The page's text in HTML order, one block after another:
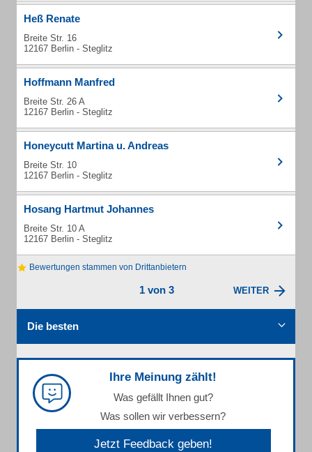
Heß Renate
Breite Str. 16
12167 Berlin - Steglitz
Hoffmann Manfred
Breite Str. 26 A
12167 Berlin - Steglitz
Honeycutt Martina u. Andreas
Breite Str. 10
12167 Berlin - Steglitz
Hosang Hartmut Johannes
Breite Str. 10 A
12167 Berlin - Steglitz
Bewertungen stammen von Drittanbietern
1 von 3 WEITER
Die besten
Ihre Meinung zählt!
Was gefällt Ihnen gut?
Was sollen wir verbessern?
Jetzt Feedback geben!